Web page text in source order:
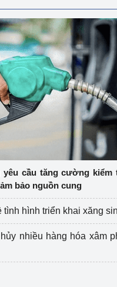
cầu tăng cường kiểm
bảo nguồn cung
tình hình triển khai xăng
nhiều hàng hóa xâm